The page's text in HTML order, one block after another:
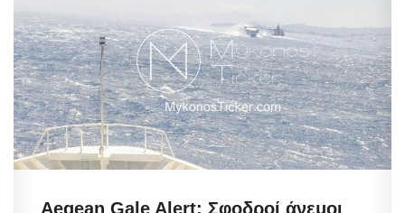
Aegean Gale Alert: Σφοδροί άνεμοι